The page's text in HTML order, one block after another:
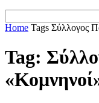
Home Tags Σύλλογος
Tag: